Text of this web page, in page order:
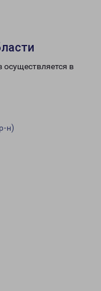
осуществляется в
н)